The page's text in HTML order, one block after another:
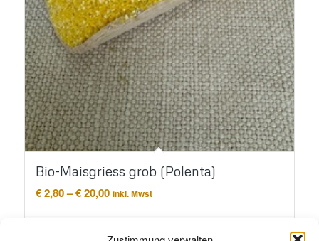
Bio-Maisgriess grob (Polenta)
€2,80–€20,00Preisspanne:
inkl. Mwst